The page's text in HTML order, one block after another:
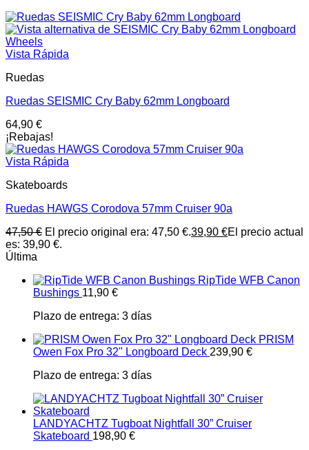
Vista Rápida
Ruedas
Ruedas SEISMIC Cry Baby 62mm Longboard
64,90 €
¡Rebajas!
Vista Rápida
Skateboards
Ruedas HAWGS Corodova 57mm Cruiser 90a
47,50€ El precio original era: 47,50 €.39,90 €El precio actual
es: 39,90 €.
Última
RipTide WFB Canon
Bushings 11,90 €
Plazo de entrega: 3 días
PRISM
Owen Fox Pro 32" Longboard Deck 239,90 €
Plazo de entrega: 3 días
LANDYACHTZ Tugboat Nightfall 30” Cruiser
Skateboard 198,90 €